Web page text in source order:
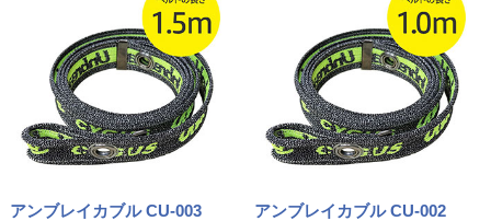
アンブレイカブル CU-003
アンブレイカブル CU-002